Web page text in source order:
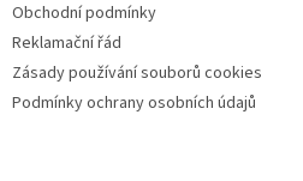
Obchodní podmínky
Reklamační řád
Zásady používání souborů cookies
Podmínky ochrany osobních údajů